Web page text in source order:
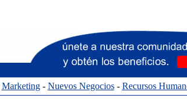
Marketing- Nuevos Negocios- Recursos